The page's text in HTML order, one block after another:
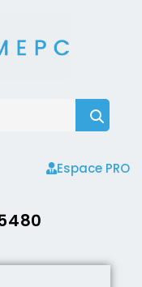
Espace PRO